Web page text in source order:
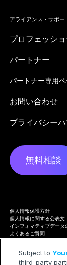
アライアンス・サポー
プロフェッシ
パートナー
パートナー専用ペ
お問い合わせ
プライバシー
無料相談
個人情報保護方針
個人情報に関する公表文
インフォマティブデータ
よくあるご質問
プライバシーハブ
Cookie Policy
Trademarks
Subject to
third-party